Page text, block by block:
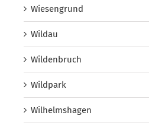
Wiesengrund
Wildau
Wildenbruch
Wildpark
Wilhelmshagen